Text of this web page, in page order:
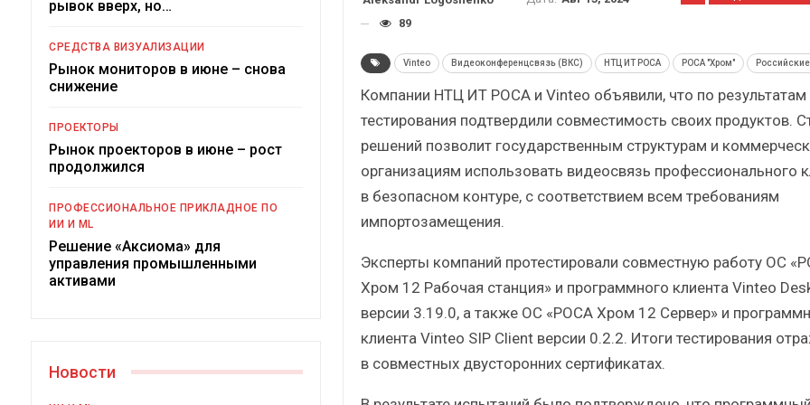
89
Vinteo Видеоконференцсвязь (ВКС) НТЦ ИТ РОСА РОСА "Хром"
Компании НТЦ ИТ РОСА и Vinteo объявили, что по результатам
тестирования подтвердили совместимость своих продуктов.
решений позволит государственным структурам и
организациям использовать видеосвязь профессионального
в безопасном контуре, с соответствием всем требованиям
импортозамещения.
Эксперты компаний протестировали совместную работу ОС
Хром 12 Рабочая станция» и программного клиента Vinteo
версии 3.19.0, а также ОС «РОСА Хром 12 Сервер» и
клиента Vinteo SIP Client версии 0.2.2. Итоги тестирования
в совместных двусторонних сертификатах.
рывок вверх, но…
СРЕДСТВА ВИЗУАЛИЗАЦИИ
Рынок мониторов в июне – снова
снижение
ПРОЕКТОРЫ
Рынок проекторов в июне – рост
продолжился
ПРОФЕССИОНАЛЬНОЕ ПРИКЛАДНОЕ ПО
ИИ И ML
Решение «Аксиома» для
управления промышленными
активами
Новости
Подкосят ли глобальные угрозы
российский рынок ИБП?
Итоги и Бестселлеры
Отрасль ИБП в депрессии?
Отрасль
Самый